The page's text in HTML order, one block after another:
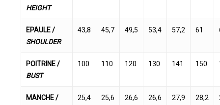
HEIGHT
EPAULE /
SHOULDER
43,8 45,7 49,5 53,4 57,2 61
POITRINE /
BUST
100 110 120 130 141 150
MANCHE /
25,4 25,6 26,6 26,6 27,9 28,2